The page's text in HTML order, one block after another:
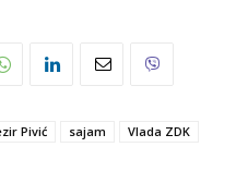
Pivić sajam
Vlada ZDK